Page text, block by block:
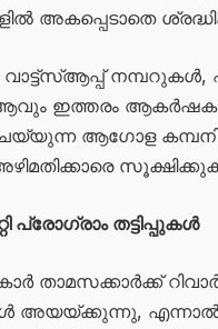
അകപ്പെടാതെ
ആവും ഇത്തരം
ആഗോള
പ്രോഗ്രാം തട്ടിപ്പുകൾ
താമസക്കാർക്ക്
അയയ്‌ക്കുന്നു, എന്നാൽ